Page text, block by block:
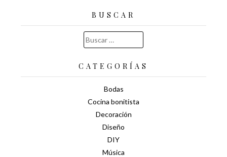
BUSCAR
Buscar:
CATEGORÍAS
Bodas
Cocina bonitista
Decoración
Diseño
DIY
Música